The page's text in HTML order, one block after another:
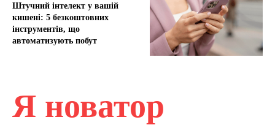
Штучний інтелект у вашій
кишені: 5 безкоштовних
інструментів, що
автоматизують побут
Я новатор